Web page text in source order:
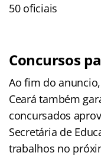
50 oficiais
Concursos
Ao fim do
Ceará também
concursados
Secretária de
trabalhos no